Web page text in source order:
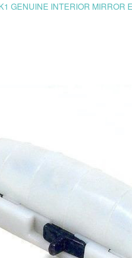
GENUINE INTERIOR MIRROR